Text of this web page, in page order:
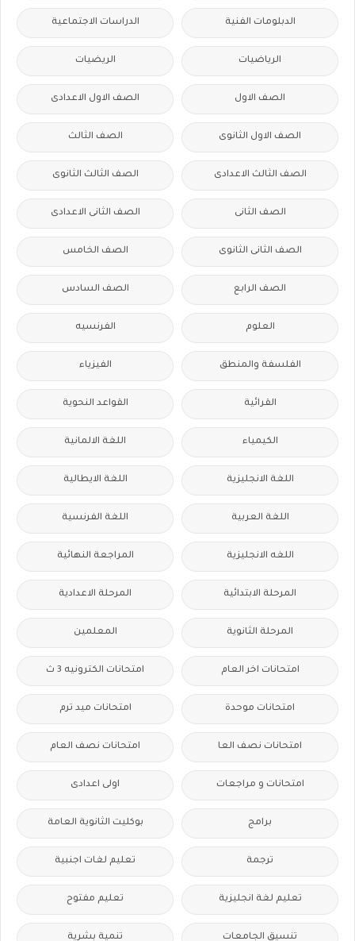
الدبلومات الفنية الدراسات الاجتماعية
الرياضيات الريضيات
الصف الاول الصف الاول الاعدادى
الصف الاول الثانوى الصف الثالث
الصف الثالث الاعدادى الصف الثالث الثانوى
الصف الثانى الصف الثانى الاعدادى
الصف الثانى الثانوى الصف الخامس
الصف الرابع الصف السادس
العلوم الفرنسيه
الفلسفة والمنطق الفيزياء
القرائية القواعد النحوية
الكيمياء اللغة الالمانية
اللغة الانجليزية اللغة الايطالية
اللغة العربية اللغة الفرنسية
اللغه الانجليزية المراجعة النهائية
المرحلة الابتدائية المرحلة الاعدادية
المرحلة الثانوية المعلمين
امتحانات اخر العام امتحانات الكترونيه 3 ث
امتحانات موحدة امتحانات ميد ترم
امتحانات نصف العا امتحانات نصف العام
امتحانات و مراجعات اولى اعدادى
برامج بوكليت الثانوية العامة
ترجمة تعليم لغات اجنبية
تعليم لغة انجليزية تعليم مفتوح
تنسيق الجامعات تنمية بشرية